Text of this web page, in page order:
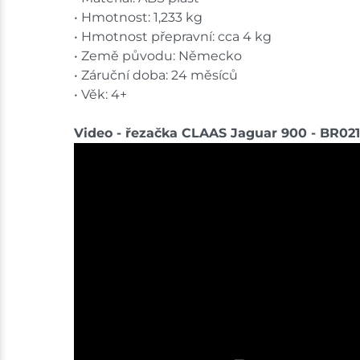
• Hmotnost: 1,233 kg
• Hmotnost přepravní: cca 4 kg
• Země původu: Německo
• Záruční doba: 24 měsíců
• Věk: 4+
Video - řezačka CLAAS Jaguar 900 -